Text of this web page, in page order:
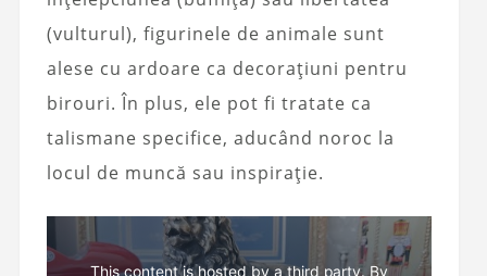
(vulturul), figurinele de animale sunt
alese cu ardoare ca decorațiuni pentru
birouri. În plus, ele pot fi tratate ca
talismane specifice, aducând noroc la
locul de muncă sau inspirație.
This content is hosted by a third party. By